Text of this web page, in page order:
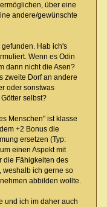
über eine
andere/gewünschte
Hab ich's
Wenn es Odin
dann nicht die Asen?
zweite Dorf an andere
oder sonstwas
selbst?
Menschen" ist klasse
+2 Bonus die
ersetzen (Typ:
einen Aspekt mit
die Fähigkeiten des
weshalb ich gerne so
abbilden wollte.
und ich im daher auch